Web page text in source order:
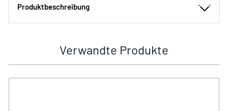
Produktbeschreibung
Verwandte Produkte